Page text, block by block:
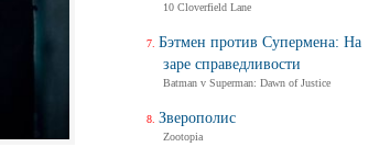
10 Cloverfield Lane
Бэтмен против Супермена: На
заре справедливости
Batman v Superman: Dawn of Justice
Зверополис
Zootopia